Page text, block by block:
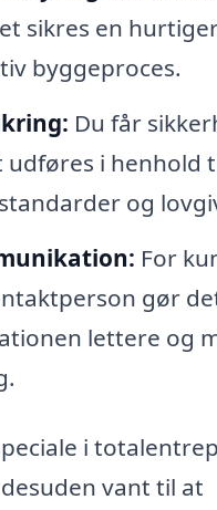
sikres en
byggeproces.
Du får
udføres i henhold
og
For
gør
lettere og
i
vant til at